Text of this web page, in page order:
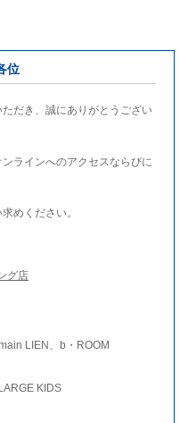
位
だき、誠にありがとうござい
ラインへのアクセスならびに
めください。
グ店
LIEN、b・ROOM
KIDS